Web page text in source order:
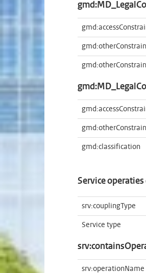
gmd:classification
Service
srv:couplingType
Service type
srv:operationName